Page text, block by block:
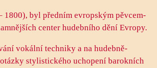
byl předním evropským pěvcem-
center hudebního dění Evropy.
vokální techniky a na hudebně-
stylistického uchopení barokních